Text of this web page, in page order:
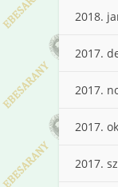
2018.
2017.
2017.
2017.
2017.